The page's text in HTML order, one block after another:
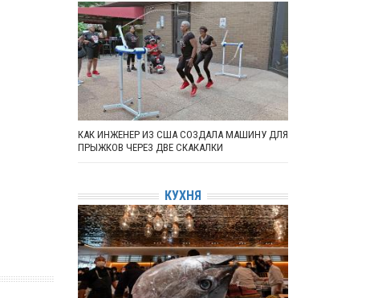
КАК ИНЖЕНЕР ИЗ США СОЗДАЛА МАШИНУ ДЛЯ
ПРЫЖКОВ ЧЕРЕЗ ДВЕ СКАКАЛКИ
КУХНЯ